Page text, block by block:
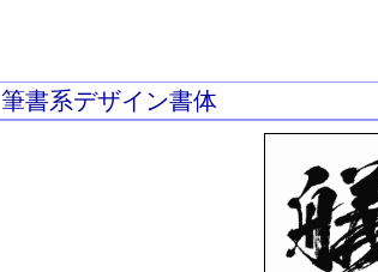
筆書系デザイン書体